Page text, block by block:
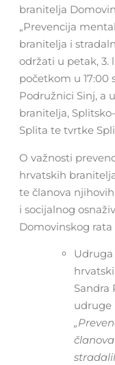
branitelja
„Prevencija
branitelja i
održati u petak, 3.
početkom u 17:00
Podružnici Sinj, a
branitelja,
Splita te tvrtke
O važnosti
hrvatskih
te članova
i socijalnog
Domovinskog rata
Sandra
udruge